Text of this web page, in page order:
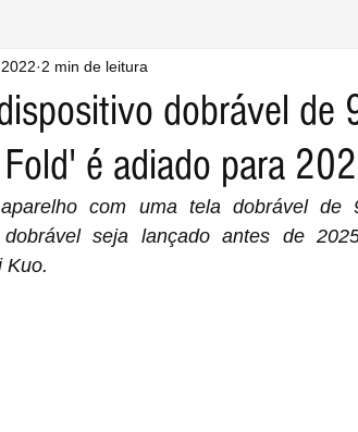
dobrável de
é adiado para
2 min de leitura
com uma tela dobrável de
seja lançado antes de
Kuo.